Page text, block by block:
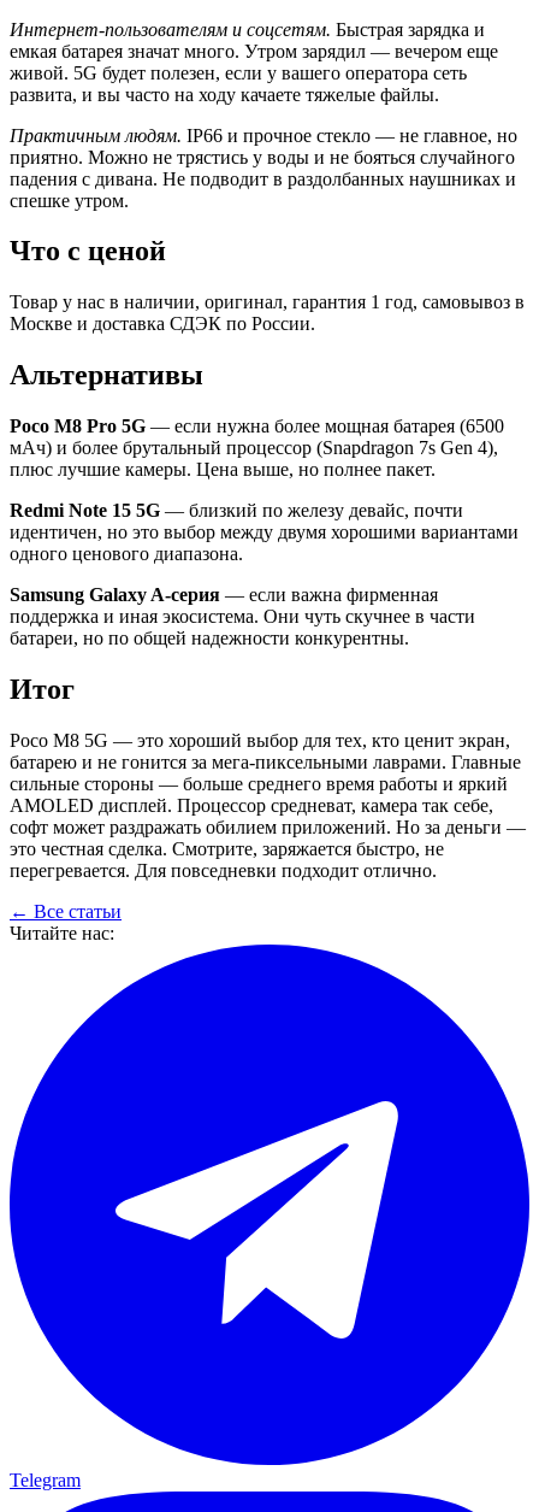
Интернет-пользователям и соцсетям. Быстрая зарядка и
емкая батарея значат много. Утром зарядил — вечером еще
живой. 5G будет полезен, если у вашего оператора сеть
развита, и вы часто на ходу качаете тяжелые файлы.
Практичным людям. IP66 и прочное стекло — не главное, но
приятно. Можно не трястись у воды и не бояться случайного
падения с дивана. Не подводит в раздолбанных наушниках и
спешке утром.
Что с ценой
Товар у нас в наличии, оригинал, гарантия 1 год, самовывоз в
Москве и доставка СДЭК по России.
Альтернативы
Poco M8 Pro 5G — если нужна более мощная батарея (6500
мАч) и более брутальный процессор (Snapdragon 7s Gen 4),
плюс лучшие камеры. Цена выше, но полнее пакет.
Redmi Note 15 5G — близкий по железу девайс, почти
идентичен, но это выбор между двумя хорошими вариантами
одного ценового диапазона.
Samsung Galaxy A-серия — если важна фирменная
поддержка и иная экосистема. Они чуть скучнее в части
батареи, но по общей надежности конкурентны.
Итог
Poco M8 5G — это хороший выбор для тех, кто ценит экран,
батарею и не гонится за мега-пиксельными лаврами. Главные
сильные стороны — больше среднего время работы и яркий
AMOLED дисплей. Процессор средневат, камера так себе,
софт может раздражать обилием приложений. Но за деньги —
это честная сделка. Смотрите, заряжается быстро, не
перегревается. Для повседневки подходит отлично.
← Все статьи
Читайте нас:
Telegram